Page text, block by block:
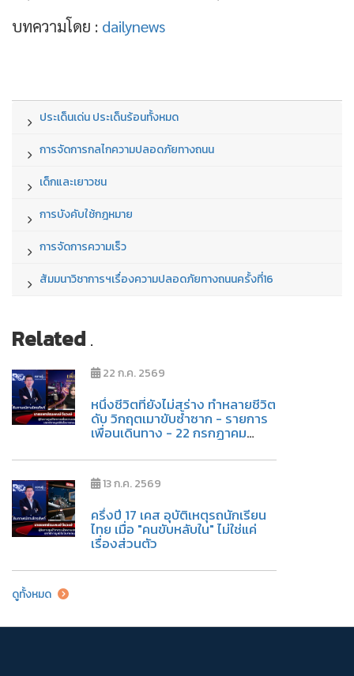
บทความโดย : dailynews
ประเด็นเด่น ประเด็นร้อนทั้งหมด
การจัดการกลไกความปลอดภัยทางถนน
เด็กและเยาวชน
การบังคับใช้กฎหมาย
การจัดการความเร็ว
สัมมนาวิชาการฯเรื่องความปลอดภัยทางถนนครั้งที่16
Related.
22 ก.ค. 2569
หนึ่งชีวิตที่ยังไม่สร่าง ทำหลายชีวิต
ดับ วิกฤตเมาขับซ้ำซาก - รายการ
เพื่อนเดินทาง - 22 กรกฏาคม
13 ก.ค. 2569
ครึ่งปี 17 เคส อุบัติเหตุรถนักเรียน
ไทย เมื่อ "คนขับหลับใน" ไม่ใช่แค่
เรื่องส่วนตัว
ดูทั้งหมด